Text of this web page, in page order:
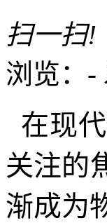
扫一扫!
浏览： -
在现
关注的
渐成为